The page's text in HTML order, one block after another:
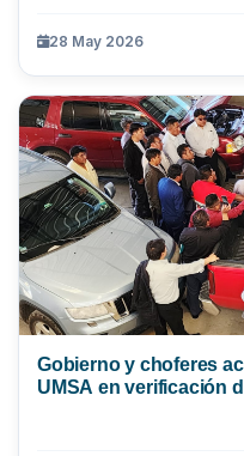
28 May 2026
Gobierno y choferes
UMSA en verificación